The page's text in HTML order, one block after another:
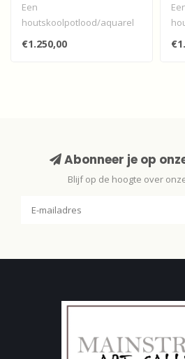
Een
houtskoolpotlood/aquarel
van deze Engelse
kunstenaar uit North
€1.250,00
Abonneer je op
Blijf op de hoogte over